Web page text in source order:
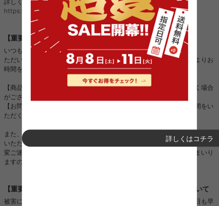
詳しくはコチラ
詳しくはこちら：
https://kagu350.com/phishing
【重要】ご注文集中に伴う対応遅延のお詫びとお知らせ
いつも当店をご利用いただき誠にありがとうございます。
ただいまご注文が大変集中しており、以下の対応につきまして通常よりお
時間をいただく場合がございます。
【商品の発送】：順次進めておりますが、通常よりお時間をいただく場合
がございます。
【お問い合わせ対応】：順次進めておりますが、ご回答までにお時間をい
ただく場合がございます。
また、一部地域におきましては運送会社の配送状況の影響により、ご指定
いただいた日時通りにお届けできない場合がございます。 お客様には大
変ご迷惑をおかけいたしますが、一日も早く対応できるよう努めてまいり
ますので、何卒ご理解とご協力を賜りますようお願い申し上げます。
【重要】熊本地震に伴うお荷物のお届けとお盆期間の配送について
被害に遭われた皆様に、心よりお見舞い申し上げますとともに、一日も早